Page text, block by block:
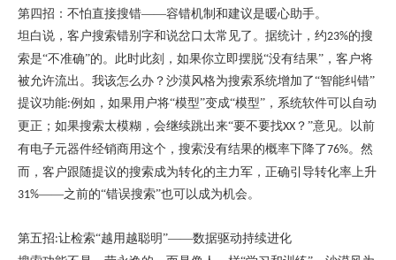
第四招 ： 不怕直接搜错——容错机制和建议是暖心助手。
坦白说，客户搜索错别字和说岔口太常见了。据统计，约23%的搜
索是“不准确”的。此时此刻，如果你立即摆脱“没有结果”，客户将
被允许流出。我该怎么办？沙漠风格为搜索系统增加了“智能纠错”
提议功能:例如，如果用户将“模型”变成“模型”，系统软件可以自动
更正；如果搜索太模糊，会继续跳出来“要不要找XX ？”意见。以前
有电子元器件经销商用这个，搜索没有结果的概率下降了76%。然
而，客户跟随提议的搜索成为转化的主力军，正确引导转化率上升
31%——之前的“错误搜索”也可以成为机会。
第五招:让检索“越用 越聪明”——数据驱动持续进化